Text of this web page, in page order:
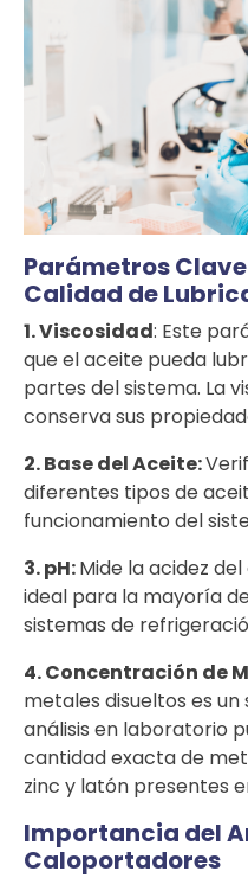
Parámetros
Calidad de
1. Viscosidad: Este
que el aceite pueda
partes del sistema. La
conserva sus
2. Base del Aceite:
diferentes tipos de
funcionamiento del
3. pH:Mide la acidez
ideal para la mayoría
sistemas de
4. Concentración de
metales disueltos es un
análisis en laboratorio
cantidad exacta de
zinc y latón presentes
Importancia del
Caloportadores